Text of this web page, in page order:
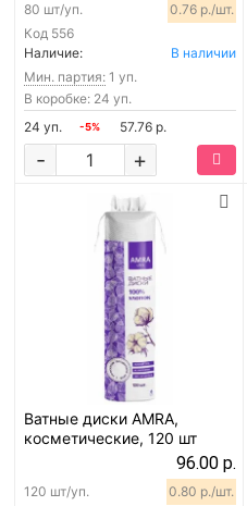
Код 556
80 шт/уп. 0.76 р./шт.
Наличие:
В наличии
Мин. партия: 1 уп.
В коробке: 24 уп.
24 уп.
-5% 57.76 р.
+
-
Ватные диски AMRA,
косметические, 120 шт
96.00 р.
120 шт/уп. 0.80 р./шт.